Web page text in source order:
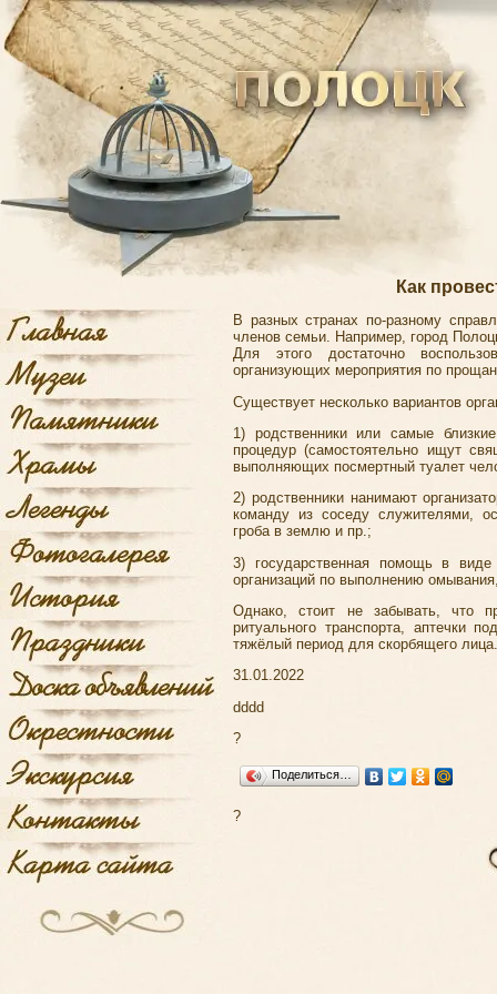
Как
В разных странах по-разному
членов семьи. Например,город
Для этого достаточно
организующих мероприятия по
Существует несколько вариантов
1) родственники или самые
процедур (самостоятельно ищут
выполняющих посмертный туалет
2) родственники нанимают
команду из соседу служителями,
гроба в землю и пр.;
3) государственная помощь в
организаций по выполнению
Однако, стоит не забывать, что
ритуального транспорта, аптечки
тяжёлый период для скорбящего лица.
31.01.2022
dddd
?
Поделиться…
?